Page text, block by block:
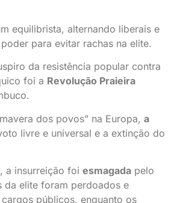
equilibrista, alternando liberais e
para evitar rachas na elite.
da resistência popular contra
foi a Revolução Praieira
dos povos” na Europa, a
livre e universal e a extinção do
a insurreição foi esmagada pelo
da elite foram perdoados e
públicos, enquanto os